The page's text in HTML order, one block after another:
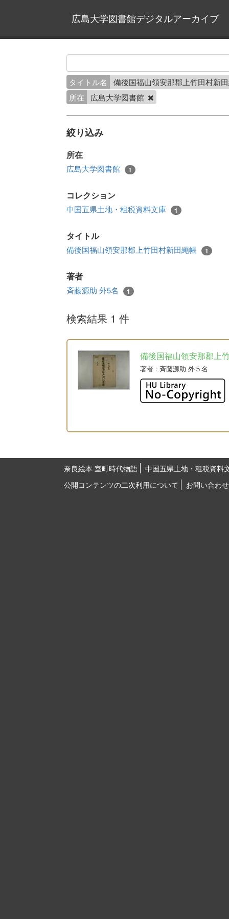
広島大学図書館デジタルアーカイブ
タイトル名
備後国福山領安那郡上竹田村新
所在
広島大学図書館
絞り込み
所在
広島大学図書館 1
コレクション
中国五県土地・租税資料文庫 1
タイトル
備後国福山領安那郡上竹田村新田繩帳 1
著者
斉藤源助 外5名 1
検索結果 1 件
備後国福山領安那郡上
著者 : 斉藤源助 外５名
奈良絵本 室町時代物語
中国五県土地・租税資料
公開コンテンツの二次利用について
お問い合わせ